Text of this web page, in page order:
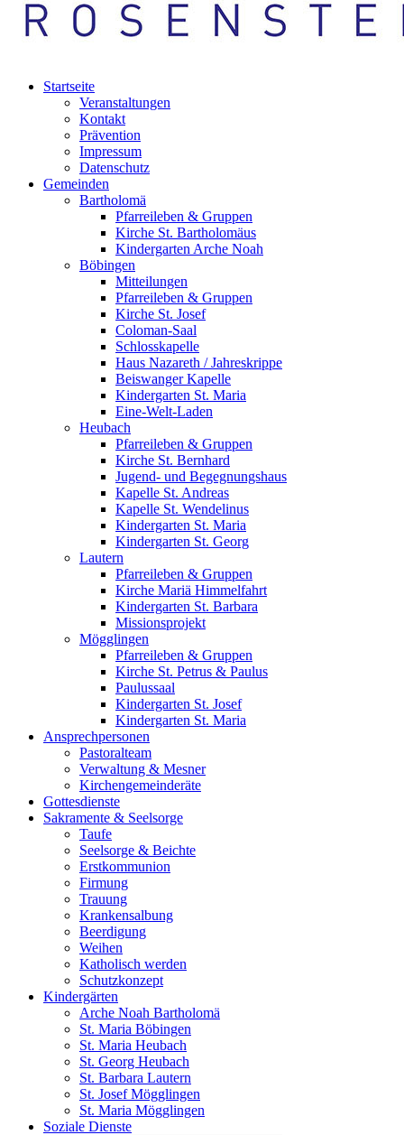
Startseite
Veranstaltungen
Kontakt
Prävention
Impressum
Datenschutz
Gemeinden
Bartholomä
Pfarreileben & Gruppen
Kirche St. Bartholomäus
Kindergarten Arche Noah
Böbingen
Mitteilungen
Pfarreileben & Gruppen
Kirche St. Josef
Coloman-Saal
Schlosskapelle
Haus Nazareth / Jahreskrippe
Beiswanger Kapelle
Kindergarten St. Maria
Eine-Welt-Laden
Heubach
Pfarreileben & Gruppen
Kirche St. Bernhard
Jugend- und Begegnungshaus
Kapelle St. Andreas
Kapelle St. Wendelinus
Kindergarten St. Maria
Kindergarten St. Georg
Lautern
Pfarreileben & Gruppen
Kirche Mariä Himmelfahrt
Kindergarten St. Barbara
Missionsprojekt
Mögglingen
Pfarreileben & Gruppen
Kirche St. Petrus & Paulus
Paulussaal
Kindergarten St. Josef
Kindergarten St. Maria
Ansprechpersonen
Pastoralteam
Verwaltung & Mesner
Kirchengemeinderäte
Gottesdienste
Sakramente & Seelsorge
Taufe
Seelsorge & Beichte
Erstkommunion
Firmung
Trauung
Krankensalbung
Beerdigung
Weihen
Katholisch werden
Schutzkonzept
Kindergärten
Arche Noah Bartholomä
St. Maria Böbingen
St. Maria Heubach
St. Georg Heubach
St. Barbara Lautern
St. Josef Mögglingen
St. Maria Mögglingen
Soziale Dienste